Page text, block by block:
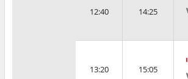
12:40 14:25
13:20 15:05